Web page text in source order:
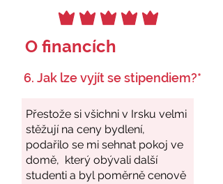
O financích
6. Jak lze vyjít se stipendiem?*